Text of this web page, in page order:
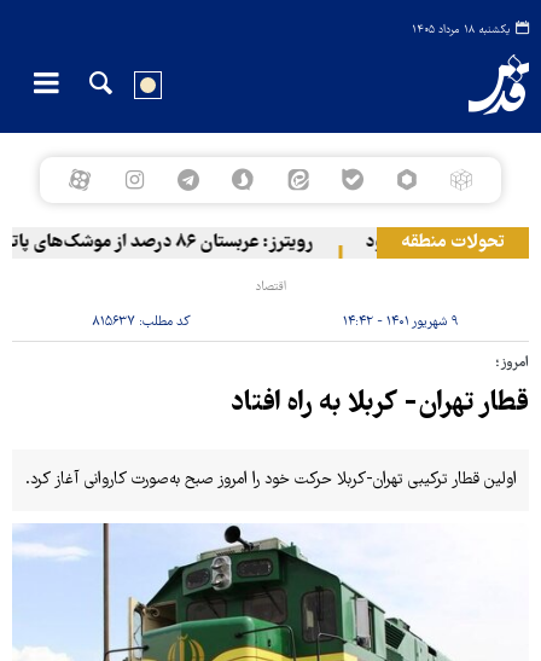
یکشنبه ۱۸ مرداد ۱۴۰۵
تحولات منطقه
مزدوران آل سعود رویترز: عربستان ۸۶ درصد از موشک‌های پاتریوت خود را استفاده کرده است
اقتصاد
۹ شهریور ۱۴۰۱ - ۱۴:۴۲ کد مطلب: ۸۱۵۶۳۷
امروز؛
قطار تهران- کربلا به راه افتاد
اولین قطار ترکیبی تهران-کربلا حرکت خود را امروز صبح به‌صورت کاروانی آغاز کرد.